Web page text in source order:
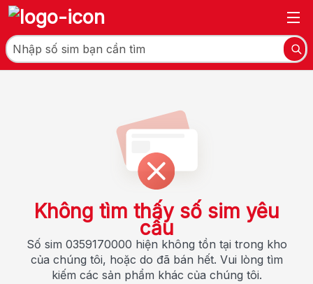
Không tìm thấy số sim yêu
cầu
Số sim 0359170000 hiện không tồn tại trong kho
của chúng tôi, hoặc do đã bán hết. Vui lòng tìm
kiếm các sản phẩm khác của chúng tôi.